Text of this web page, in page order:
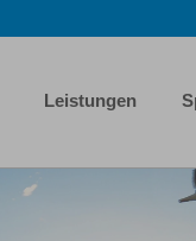
Leistungen